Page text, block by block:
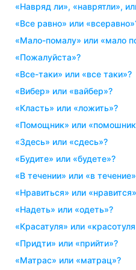
«навряд ли», «наврятли»,
«все равно» или
«мало-помалу» или «мало
«пожалуйста»?
«все-таки» или «все таки»?
«вибер» или «вайбер»?
«класть» или «ложить»?
«помощник» или
«здесь» или «сдесь»?
«будите» или «будете»?
«в течении» или «в
«нравиться» или
«надеть» или «одеть»?
«красатуля» или
«придти» или «прийти»?
«матрас» или «матрац»?